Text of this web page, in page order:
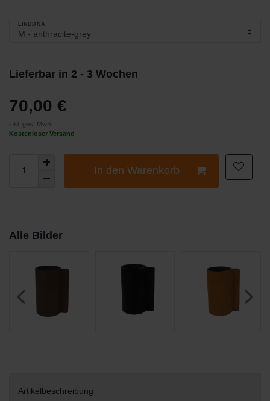
LINDDNA
Lieferbar in 2 - 3 Wochen
70,00 €
inkl. ges. MwSt
Kostenloser Versand
In den Warenkorb
Alle Bilder
Artikelbeschreibung